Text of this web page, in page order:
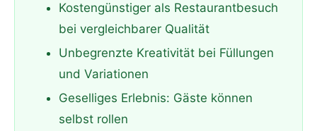
Kostengünstiger als Restaurantbesuch
bei vergleichbarer Qualität
Unbegrenzte Kreativität bei Füllungen
und Variationen
Geselliges Erlebnis: Gäste können
selbst rollen